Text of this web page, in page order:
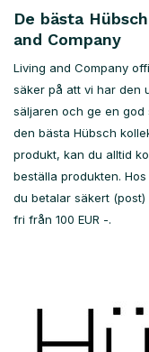
De bästa
and Company
Living and Company
säker på att vi har den
säljaren och ge en god
den bästa Hübsch
produkt, kan du alltid
beställa produkten.
du betalar säkert
fri från 100 EUR -.